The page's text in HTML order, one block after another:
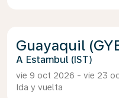
Guayaquil
Estambul (IST)
vie 9 oct 2026 - vie 23
Ida y vuelta